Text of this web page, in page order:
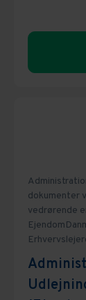
dokumenter
vedrørende